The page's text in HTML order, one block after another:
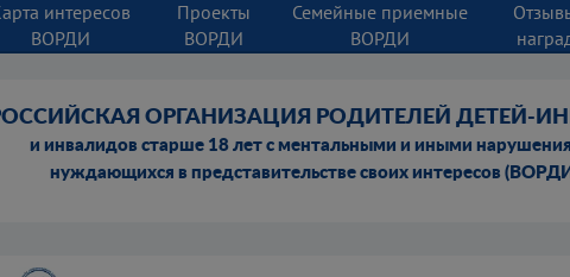
интересов
ВОРДИ
Проекты
ВОРДИ
Семейные приемные
ВОРДИ
ОРГАНИЗАЦИЯ РОДИТЕЛЕЙ ДЕТЕЙ-
и инвалидов старше 18 лет с ментальными и иными
нуждающихся в представительстве своих интересов